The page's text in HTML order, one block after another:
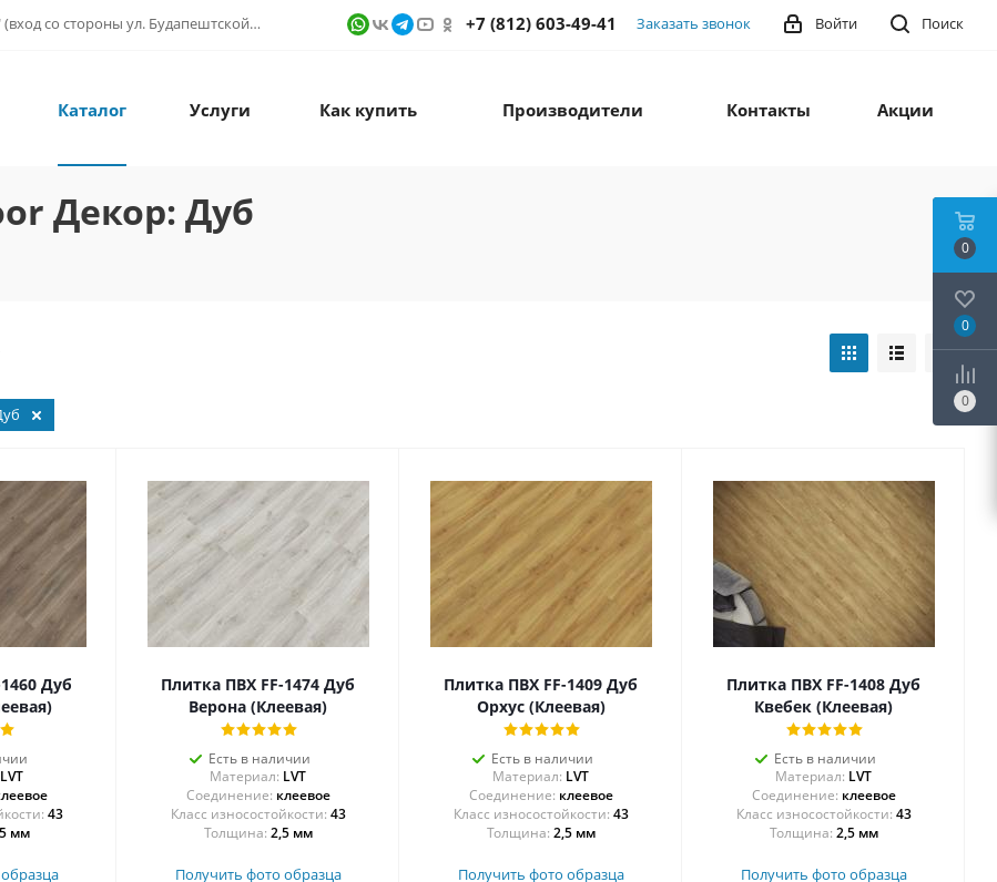
г. Санкт-Петербург, ул. Фучика д. 9, ТК "КУБАТУРА" (вход со стороны ул. Будапештской) № 1в.541 Поиск
Войти
+7 (812) 603-49-41 Заказать звонок
Каталог Услуги Как купить Производители Контакты Акции
Декор: Дуб
Дуб
LVT
43
мм
Плитка ПВХ FF-1474 Дуб
Верона (Клеевая)
Есть в наличии
Материал: LVT
Соединение: клеевое
43
Толщина: 2,5 мм
Получить фото образца
Плитка ПВХ FF-1409 Дуб
Орхус (Клеевая)
Есть в наличии
Материал: LVT
Соединение: клеевое
43
Толщина: 2,5 мм
Получить фото образца
Плитка ПВХ FF-1408 Дуб
Квебек (Клеевая)
Есть в наличии
Материал: LVT
Соединение: клеевое
43
Толщина: 2,5 мм
Получить фото образца
0
0
0